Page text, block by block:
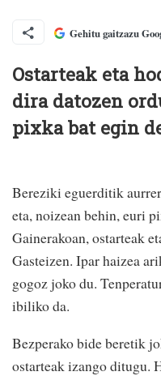
Gehitu gaitzazu
Ostarteak eta
dira datozen
pixka bat egin
Bereziki eguerditik
eta, noizean behin, euri
Gainerakoan, ostarteak
Gasteizen. Ipar haizea
gogoz joko du.
ibiliko da.
Bezperako bide beretik
ostarteak izango ditugu.